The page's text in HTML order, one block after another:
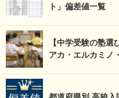
ト」偏差値一覧
【中学受験の塾
アカ・エルカミノ